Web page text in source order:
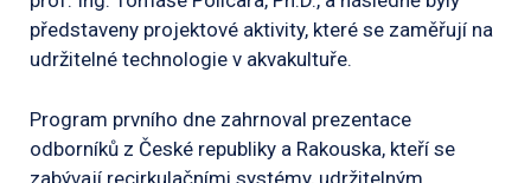
představeny projektové aktivity, které se zaměřují na
udržitelné technologie v akvakultuře.
Program prvního dne zahrnoval prezentace
odborníků z České republiky a Rakouska, kteří se
zabývají recirkulačními systémy, udržitelným